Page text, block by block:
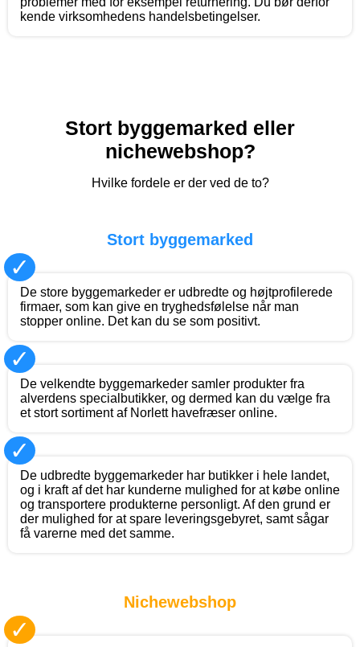
kende virksomhedens handelsbetingelser.
Stort byggemarked eller
nichewebshop?
Hvilke fordele er der ved de to?
Stort byggemarked
✓
De store byggemarkeder er udbredte og højtprofilerede
firmaer, som kan give en tryghedsfølelse når man
stopper online. Det kan du se som positivt.
✓
De velkendte byggemarkeder samler produkter fra
alverdens specialbutikker, og dermed kan du vælge fra
et stort sortiment af Norlett havefræser online.
✓
De udbredte byggemarkeder har butikker i hele landet,
og i kraft af det har kunderne mulighed for at købe online
og transportere produkterne personligt. Af den grund er
der mulighed for at spare leveringsgebyret, samt sågar
få varerne med det samme.
Nichewebshop
✓